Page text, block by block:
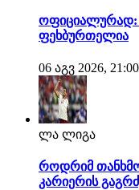
ოფიციალურად:
ფეხბურთელია
06 აგვ 2026, 21:00
ლა ლიგა
როდრიმ
კარიერის